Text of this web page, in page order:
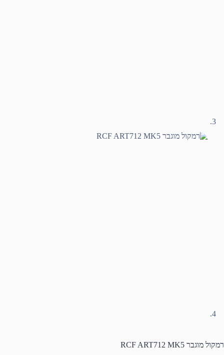
רמקול מוגבר RCF ART712 MK5